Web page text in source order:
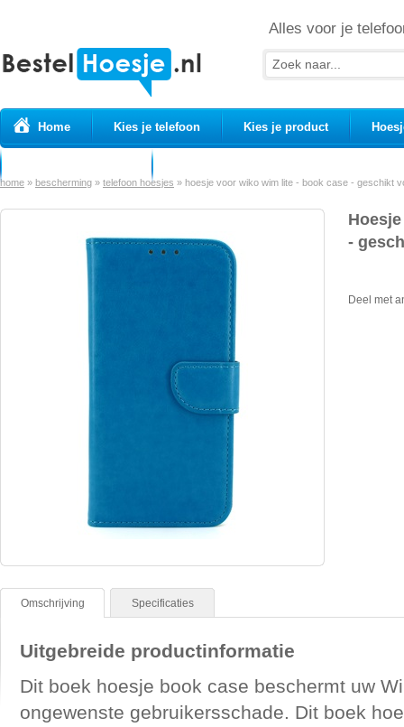
Alles voor je
Home Kies je telefoon Kies je product
home » bescherming » telefoon hoesjes » hoesje voor wiko wim lite - book case - geschikt
-
Deel met
Omschrijving Specificaties
Uitgebreide productinformatie
Dit boek hoesje book case beschermt uw
ongewenste gebruikersschade. Dit boek